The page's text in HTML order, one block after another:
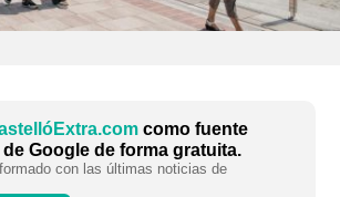
como fuente
Google de forma gratuita.
con las últimas noticias de